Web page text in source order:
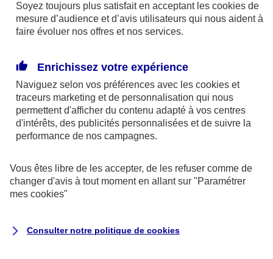
AXA France IARD et AXA France Vie sont
mandataires exclusifs en opérations de
246 et n°13 005 764 (consultable
surwww.orias.fr)
AXA Assistance France Assurances,
S.A au capital de 51 429 430,40 €,
Siège social :
8-10, rue Paul Vaillant Couturier
Soyez toujours plus satisfait en acceptant les cookies de
mesure d’audience et d’avis utilisateurs qui nous aident à
faire évoluer nos offres et nos services.
Enrichissez votre expérience
Naviguez selon vos préférences avec les cookies et
traceurs marketing et de personnalisation qui nous
permettent d'afficher du contenu adapté à vos centres
d'intérêts, des publicités personnalisées et de suivre la
performance de nos campagnes.
Vous êtes libre de les accepter, de les refuser comme de
changer d'avis à tout moment en allant sur "Paramétrer
mes cookies"
Consulter notre politique de cookies